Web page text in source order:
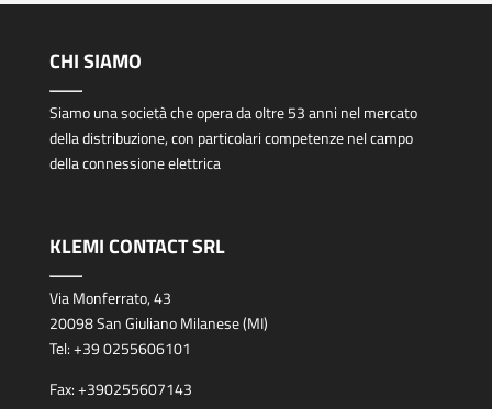
CHI SIAMO
Siamo una società che opera da oltre 53 anni nel mercato
della distribuzione, con particolari competenze nel campo
della connessione elettrica
KLEMI CONTACT SRL
Via Monferrato, 43
20098 San Giuliano Milanese (MI)
Tel:+39 0255606101
Fax:+390255607143